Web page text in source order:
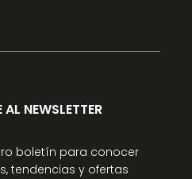
AL NEWSLETTER
boletín para conocer
tendencias y ofertas